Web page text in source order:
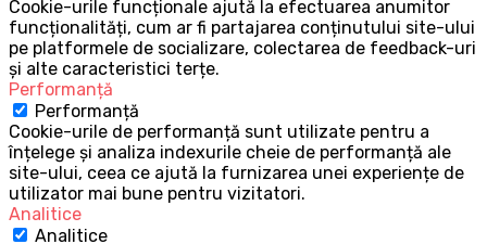
Cookie-urile funcționale ajută la efectuarea anumitor
funcționalități, cum ar fi partajarea conținutului site-ului
pe platformele de socializare, colectarea de feedback-uri
și alte caracteristici terțe.
Performanță
Performanță
Cookie-urile de performanță sunt utilizate pentru a
înțelege și analiza indexurile cheie de performanță ale
site-ului, ceea ce ajută la furnizarea unei experiențe de
utilizator mai bune pentru vizitatori.
Analitice
Analitice